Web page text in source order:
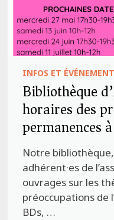
INFOS ET
Bibliothèque
horaires des
permanences
Notre
adhérent·es de
ouvrages sur les
préoccupations de
BDs, …